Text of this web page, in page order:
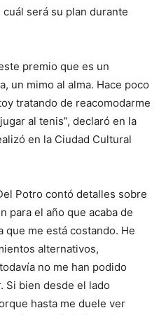
será su plan durante
premio que es un
un mimo al alma. Hace poco
tratando de reacomodarme
al tenis”, declaró en la
en la Ciudad Cultural
Potro contó detalles sobre
para el año que acaba de
que me está costando. He
alternativos,
no me han podido
Si bien desde el lado
hasta me duele ver